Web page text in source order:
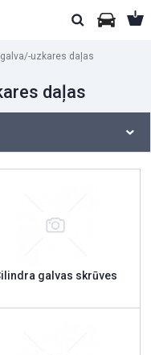
uzkares daļas
daļas
galvas skrūves